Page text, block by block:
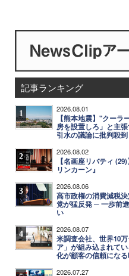
記事ランキング
1 2026.08.01
【熊本地震】"クー
房を設置しろ」と主
引水の議論に批判殺到
2 2026.08.02
【名画座リバティ
リンカーン』
3 2026.08.06
高市政権の消費減税
党が猛反発 ─ 一歩前
い
4 2026.08.07
米調査会社、世界10
ア」が組み込まれて
化が顧客の信頼にな
2026.07.27